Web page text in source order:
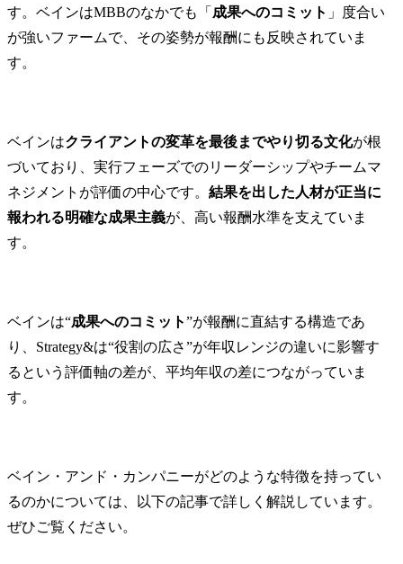
す。ベインはMBBのなかでも「 成果へのコミット 」度合い
が強いファームで、その姿勢が報酬にも反映されていま
す。
ベインはクライアントの変革を最後までやり切る文化が根
づいており、実行フェーズでのリーダーシップやチームマ
ネジメントが評価の中心です。 結果を出した人材が正当に
報われる明確な成果主義が、高い報酬水準を支えていま
す。
ベインは“成果へのコミット”が報酬に直結する構造であ
り、Strategy&は“役割の広さ”が年収レンジの違いに影響す
るという評価軸の差が、平均年収の差につながっていま
す。
ベイン・アンド・カンパニーがどのような特徴を持ってい
るのかについては、以下の記事で詳しく解説しています。
ぜひご覧ください。